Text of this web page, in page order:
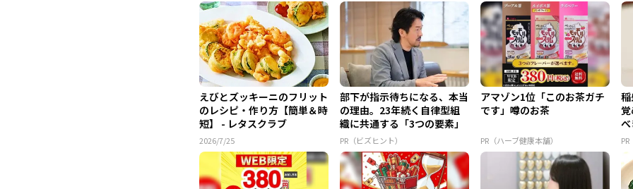
えびとズッキーニのフリット
のレシピ・作り方【簡単＆時
短】 - レタスクラブ
2026/7/25
部下が指示待ちになる、本当
の理由。23年続く自律型組
織に共通する「3つの要素」
PR（ビズヒント）
アマゾン1位「このお茶ガチ
です」噂のお茶
PR（ハーブ健康本舗）